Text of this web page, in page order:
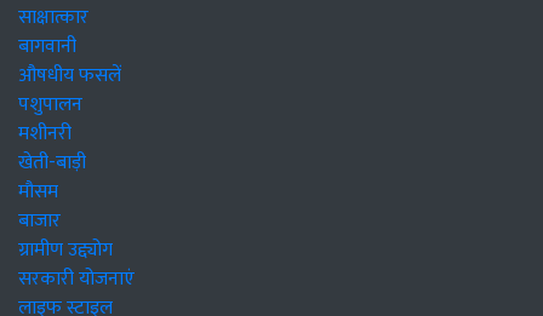
साक्षात्कार
बागवानी
औषधीय फसलें
पशुपालन
मशीनरी
खेती-बाड़ी
मौसम
बाजार
ग्रामीण उद्द्योग
सरकारी योजनाएं
लाइफ स्टाइल